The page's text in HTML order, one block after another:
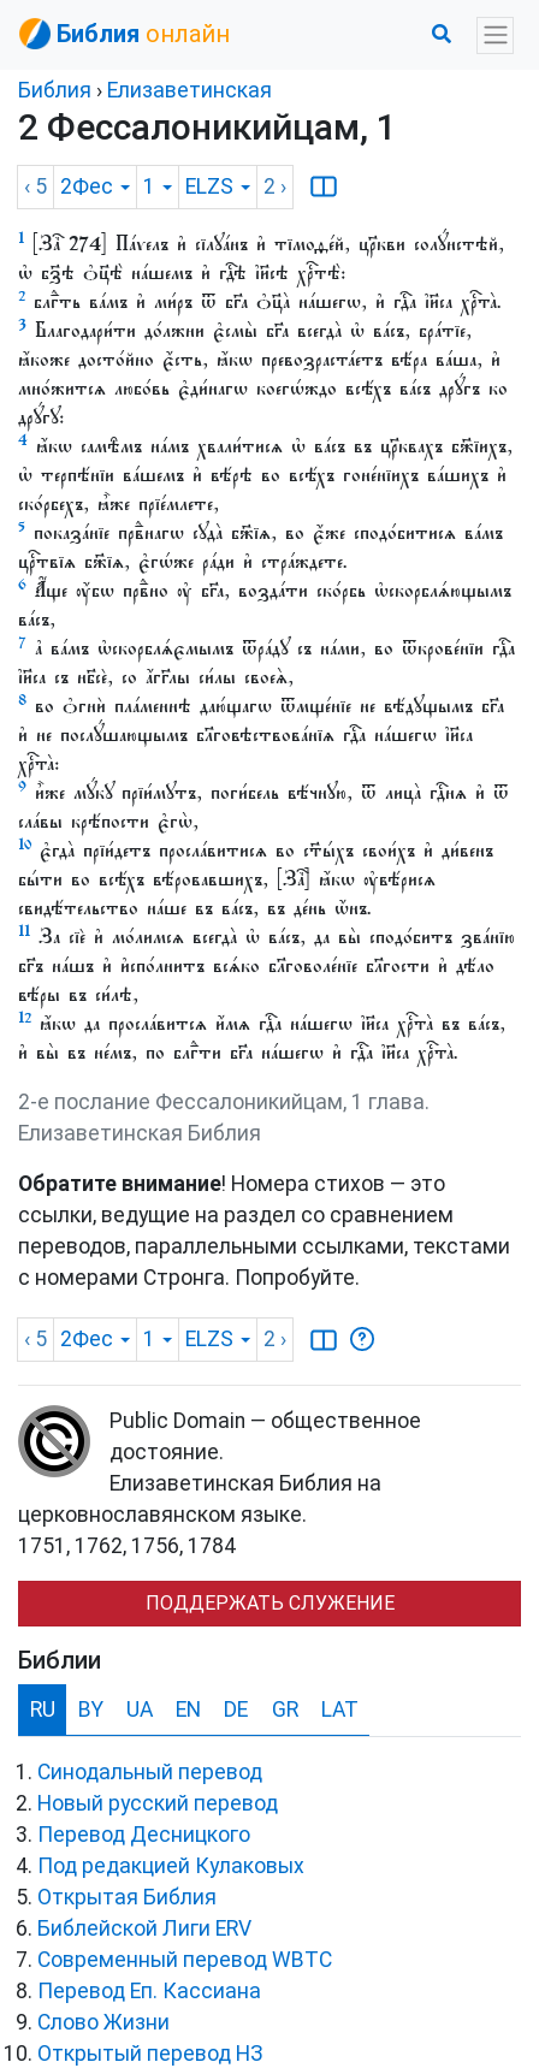
Библия онлайн
Библия › Елизаветинская
2 Фессалоникийцам, 1
‹ 5 2Фес 1 ELZS 2 ›
1
[Заⷱ҇ 274] Па́ѵелъ и҆ сїлꙋа́нъ и҆ тїмоѳе́й, цр҃кви солꙋ́нстѣй,
ѡ҆ бз҃ѣ ѻ҆ц҃ѣ̀ на́шемъ и҆ гдⷭ҇ѣ і҆и҃сѣ хрⷭ҇тѣ̀:
2 блгⷣть ва́мъ и҆ ми́ръ ѿ бг҃а ѻ҆ц҃а̀ на́шегѡ, и҆ гдⷭ҇а і҆и҃са хрⷭ҇та̀.
3 Благодари́ти до́лжни є҆смы̀ бг҃а всегда̀ ѡ҆ ва́съ, бра́тїе,
ꙗ҆́коже досто́йно є҆́сть, ꙗ҆́кѡ превозраста́етъ вѣ́ра ва́ша, и҆
мно́житсѧ любо́вь є҆ди́нагѡ коегѡ́ждо всѣ́хъ ва́съ дрꙋ́гъ ко
дрꙋ́гꙋ:
4 ꙗ҆́кѡ самѣ̑мъ на́мъ хвали́тисѧ ѡ҆ ва́съ въ цр҃квахъ бж҃їихъ,
ѡ҆ терпѣ́нїи ва́шемъ и҆ вѣ́рѣ во всѣ́хъ гоне́нїихъ ва́шихъ и҆
ско́рбехъ, ꙗ҆̀же прїе́млете,
5 показа́нїе првⷣнагѡ сꙋда̀ бж҃їѧ, во є҆́же сподо́битисѧ ва́мъ
црⷭ҇твїѧ бж҃їѧ, є҆гѡ́же ра́ди и҆ стра́ждете.
6 А҆́ще ᲂу҆́бѡ првⷣно ᲂу҆ бг҃а, возда́ти ско́рбь ѡ҆скорблѧ́ющымъ
ва́съ,
7 а҆ ва́мъ ѡ҆скорблѧ́ємымъ ѿра́дꙋ съ на́ми, во ѿкрове́нїи гдⷭ҇а
і҆и҃са съ нб҃сѐ, со а҆́гг҃лы си́лы своеѧ̀,
8 во ѻ҆гнѝ пла́меннѣ даю́щагѡ ѿмще́нїе не вѣ́дꙋщымъ бг҃а
и҆ не послꙋ́шающымъ бл҃говѣствова́нїѧ гдⷭ҇а на́шегѡ і҆и҃са
хрⷭ҇та̀:
9 и҆̀же мꙋ́кꙋ прїи́мꙋтъ, поги́бель вѣ́чнꙋю, ѿ лица̀ гдⷭ҇нѧ и҆ ѿ
сла́вы крѣ́пости є҆гѡ̀,
10 є҆гда̀ прїи́детъ просла́витисѧ во ст҃ы́хъ свои́хъ и҆ ди́венъ
бы́ти во всѣ́хъ вѣ́ровавшихъ, [Заⷱ҇] ꙗ҆́кѡ ᲂу҆вѣ́рисѧ
свидѣ́тельство на́ше въ ва́съ, въ де́нь ѡ҆́нъ.
11 За сїѐ и҆ мо́лимсѧ всегда̀ ѡ҆ ва́съ, да вы̀ сподо́битъ зва́нїю
бг҃ъ на́шъ и҆ и҆спо́лнитъ всѧ́ко бл҃говоле́нїе бл҃гости и҆ дѣ́ло
вѣ́ры въ си́лѣ,
12 ꙗ҆́кѡ да просла́витсѧ и҆́мѧ гдⷭ҇а на́шегѡ і҆и҃са хрⷭ҇та̀ въ ва́съ,
и҆ вы̀ въ не́мъ, по блгⷣти бг҃а на́шегѡ и҆ гдⷭ҇а і҆и҃са хрⷭ҇та̀.
2-е послание Фессалоникийцам, 1 глава.
Елизаветинская Библия
Обратите внимание! Номера стихов — это
ссылки, ведущие на раздел со сравнением
переводов, параллельными ссылками, текстами
с номерами Стронга. Попробуйте.
‹ 5 2Фес 1 ELZS 2 ›
Public Domain — общественное
достояние.
Елизаветинская Библия на
церковнославянском языке.
1751, 1762, 1756, 1784
ПОДДЕРЖАТЬ СЛУЖЕНИЕ
Библии
RU BY UA EN DE GR LAT
Синодальный перевод
Новый русский перевод
Перевод Десницкого
Под редакцией Кулаковых
Открытая Библия
Библейской Лиги ERV
Cовременный перевод WBTC
Перевод Еп. Кассиана
Слово Жизни
Открытый перевод НЗ